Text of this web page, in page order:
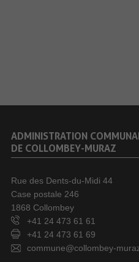
ADMINISTRATION
DE COLLOMBEY-MURAZ
Rue des Dents-du-Midi 44
Case postale 246
1868 Collombey
+41 24 473 61 61
+41 24 473 61 69
commune@collombey-